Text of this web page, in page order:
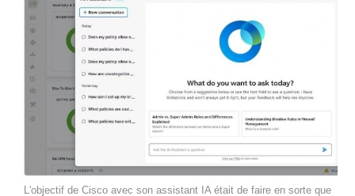
L'objectif de Cisco avec son assistant IA était de faire en sorte que